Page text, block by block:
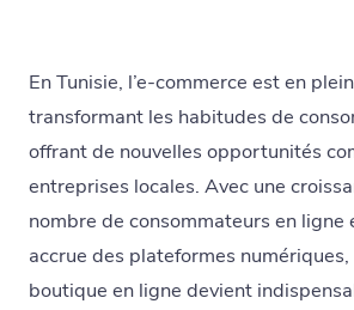
En Tunisie, l’e-commerce est en
transformant les habitudes de
offrant de nouvelles opportunités
entreprises locales. Avec une
nombre de consommateurs en ligne
accrue des plateformes
boutique en ligne devient